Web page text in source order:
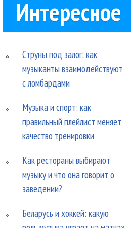
Интересное
Струны под залог: как
музыканты взаимодействуют
с ломбардами
Музыка и спорт: как
правильный плейлист меняет
качество тренировки
Как рестораны выбирают
музыку и что она говорит о
заведении?
Беларусь и хоккей: какую